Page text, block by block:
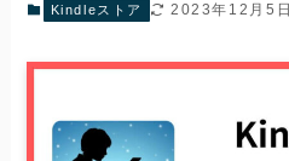
Kindleストア 2023年12月5日